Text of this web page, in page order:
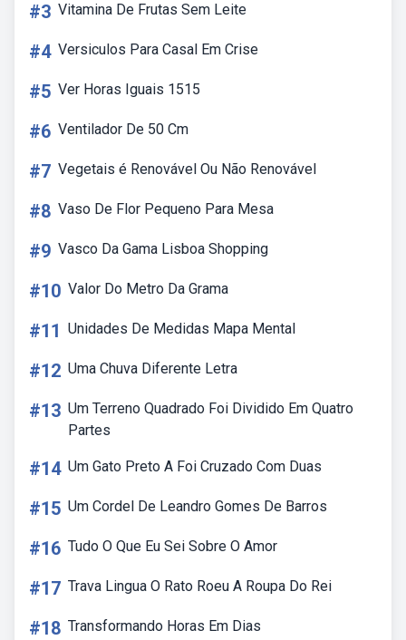
#3 Vitamina De Frutas Sem Leite
#4 Versiculos Para Casal Em Crise
#5 Ver Horas Iguais 1515
#6 Ventilador De 50 Cm
#7 Vegetais é Renovável Ou Não Renovável
#8 Vaso De Flor Pequeno Para Mesa
#9 Vasco Da Gama Lisboa Shopping
#10 Valor Do Metro Da Grama
#11 Unidades De Medidas Mapa Mental
#12 Uma Chuva Diferente Letra
#13 Um Terreno Quadrado Foi Dividido Em Quatro
Partes
#14 Um Gato Preto A Foi Cruzado Com Duas
#15 Um Cordel De Leandro Gomes De Barros
#16 Tudo O Que Eu Sei Sobre O Amor
#17 Trava Lingua O Rato Roeu A Roupa Do Rei
#18 Transformando Horas Em Dias